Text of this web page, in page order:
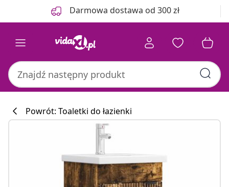
Darmowa dostawa od 300 zł
Powrót: Toaletki do łazienki